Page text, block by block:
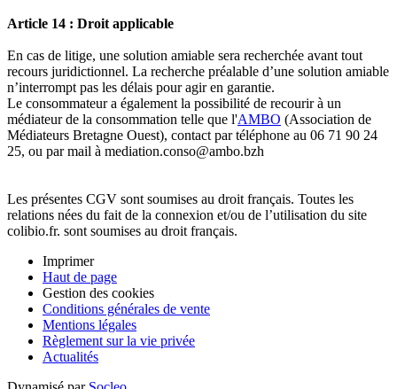
Article 14 : Droit applicable
En cas de litige, une solution amiable sera recherchée avant tout
recours juridictionnel. La recherche préalable d’une solution amiable
n’interrompt pas les délais pour agir en garantie.
Le consommateur a également la possibilité de recourir à un
médiateur de la consommation telle que l'AMBO (Association de
Médiateurs Bretagne Ouest), contact par téléphone au 06 71 90 24
25, ou par mail à mediation.conso@ambo.bzh
Les présentes CGV sont soumises au droit français. Toutes les
relations nées du fait de la connexion et/ou de l’utilisation du site
colibio.fr. sont soumises au droit français.
Imprimer
Haut de page
Gestion des cookies
Conditions générales de vente
Mentions légales
Règlement sur la vie privée
Actualités